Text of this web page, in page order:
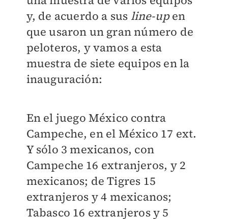
y, de acuerdo a sus line-upen
que usaron un gran número de
peloteros, y vamos a esta
muestra de siete equipos en la
inauguración:
En el juego México contra
Campeche, en el México 17 ext.
Y sólo 3 mexicanos, con
Campeche 16 extranjeros, y 2
mexicanos; de Tigres 15
extranjeros y 4 mexicanos;
Tabasco 16 extranjeros y 5